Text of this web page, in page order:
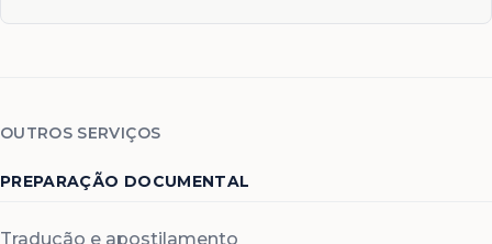
OUTROS SERVIÇOS
PREPARAÇÃO DOCUMENTAL
Tradução e apostilamento